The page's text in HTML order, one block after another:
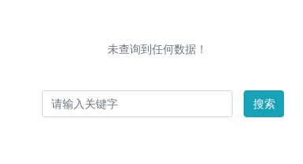
未查询到任何数据！
搜索